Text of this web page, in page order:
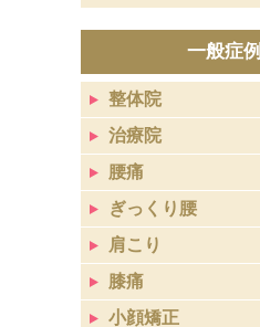
一般症例
整体院
治療院
腰痛
ぎっくり腰
肩こり
膝痛
小顔矯正